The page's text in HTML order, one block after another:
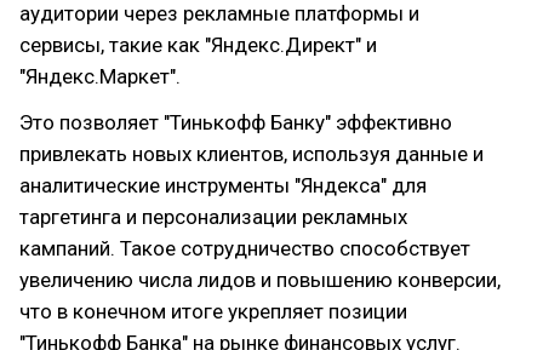
аудитории через рекламные платформы и
сервисы, такие как "Яндекс.Директ" и
"Яндекс.Маркет".
Это позволяет "Тинькофф Банку" эффективно
привлекать новых клиентов, используя данные и
аналитические инструменты "Яндекса" для
таргетинга и персонализации рекламных
кампаний. Такое сотрудничество способствует
увеличению числа лидов и повышению конверсии,
что в конечном итоге укрепляет позиции
"Тинькофф Банка" на рынке финансовых услуг.